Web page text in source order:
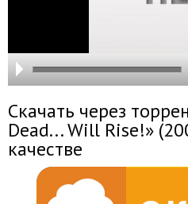
Скачать через
Dead... Will Rise!»
качестве